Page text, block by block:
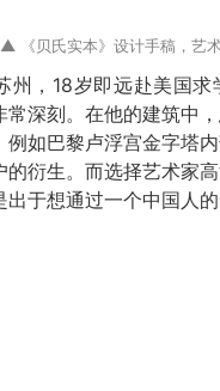
▲ 《贝氏实本》设计手稿，艺术
州，18岁即远赴美国
常深刻。在他的建筑中
例如巴黎卢浮宫金字塔
的衍生。而选择艺术家
出于想通过一个中国人